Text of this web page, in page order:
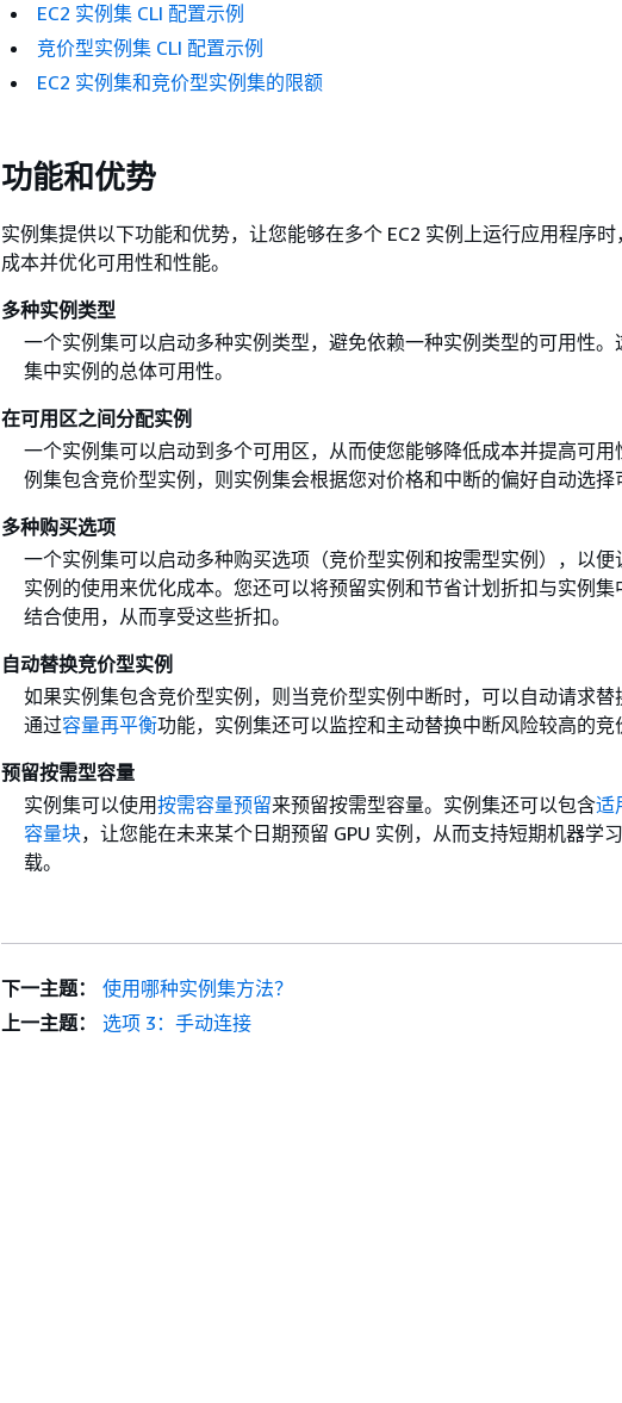
EC2 实例集 CLI 配置示例
竞价型实例集 CLI 配置示例
EC2 实例集和竞价型实例集的限额
功能和优势
实例集提供以下功能和优势，让您能够在多个 EC2 实例上运行应用程序
成本并优化可用性和性能。
多种实例类型
一个实例集可以启动多种实例类型，避免依赖一种实例类型的可用性。
集中实例的总体可用性。
在可用区之间分配实例
一个实例集可以启动到多个可用区，从而使您能够降低成本并提高可用
例集包含竞价型实例，则实例集会根据您对价格和中断的偏好自动选择
多种购买选项
一个实例集可以启动多种购买选项（竞价型实例和按需型实例），以便
实例的使用来优化成本。您还可以将预留实例和节省计划折扣与实例集
结合使用，从而享受这些折扣。
自动替换竞价型实例
如果实例集包含竞价型实例，则当竞价型实例中断时，可以自动请求替
通过容量再平衡功能，实例集还可以监控和主动替换中断风险较高的竞
预留按需型容量
实例集可以使用按需容量预留来预留按需型容量。实例集还可以包含适
容量块，让您能在未来某个日期预留 GPU 实例，从而支持短期机器学
载。
下一主题：
使用哪种实例集方法？
上一主题：
选项 3：手动连接